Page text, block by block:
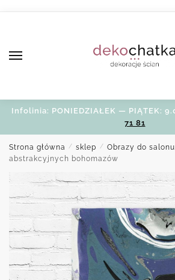
Infolinia: PONIEDZIAŁEK — PIĄTEK:
71 81
Strona główna / sklep / Obrazy do salonu
abstrakcyjnych bohomazów